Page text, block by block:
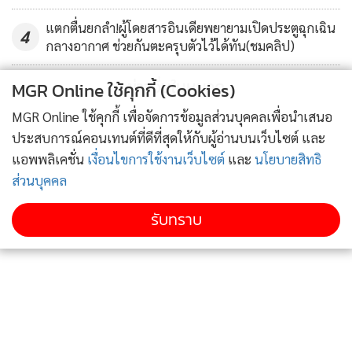
4
แตกตื่นยกลำ!ผู้โดยสารอินเดียพยายามเปิดประตูฉุกเฉิน
กลางอากาศ ช่วยกันตะครุบตัวไว้ได้ทัน(ชมคลิป)
ข่าวอื่นในหมวด
MGR Online ใช้คุกกี้ (Cookies)
MGR Online ใช้คุกกี้ เพื่อจัดการข้อมูลส่วนบุคคลเพื่อนำเสนอ
ประสบการณ์คอนเทนต์ที่ดีที่สุดให้กับผู้อ่านบนเว็บไซต์ และ
แอพพลิเคชั่น เงื่อนไขการใช้งานเว็บไซต์ และ นโยบายสิทธิ
ส่วนบุคคล
รับทราบ